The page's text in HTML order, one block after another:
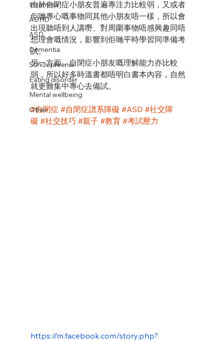
Insomnia
ADHD
ASD
Dementia
Schizophrenia
Eating disorder
Mental wellbeing
Other
由於自閉症小朋友普遍專注力比較弱，又或者
佢哋專心嘅事物同其他小朋友唔一樣，所以會
出現聽唔到人講嘢、對周圍事物唔感興趣同唔
想理會嘅情況，影響到佢哋平時學習同準備考
試。
另一方面，自閉症小朋友嘅理解能力亦比較
弱，所以好多時溫書都唔明白書本內容，自然
就更難集中專心去備試。
#自閉症 #自閉症譜系障礙 #ASD #社交障
礙 #社交技巧 #親子 #教育 #考試壓力
https://m.facebook.com/story.php?